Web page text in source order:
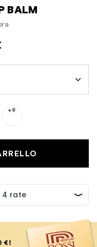
BALM
+9
€!